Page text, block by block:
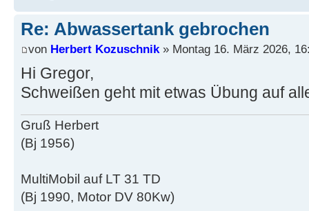
Re: Abwassertank gebrochen
von Herbert Kozuschnik» Montag 16. März 2026,
Hi Gregor,
Schweißen geht mit etwas Übung auf
Gruß Herbert
(Bj 1956)
MultiMobil auf LT 31 TD
(Bj 1990, Motor DV 80Kw)